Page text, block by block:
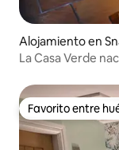
Alojamiento en
La Casa Verde
Favorito entre
Favorito entre